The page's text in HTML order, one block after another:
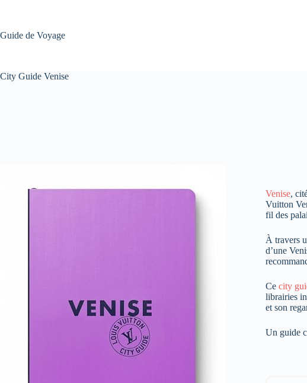
Guide de Voyage
City Guide Venise
Venise,
Vuitton
fil des
À travers
d’une
Ce city
librairies
et son
Un guide